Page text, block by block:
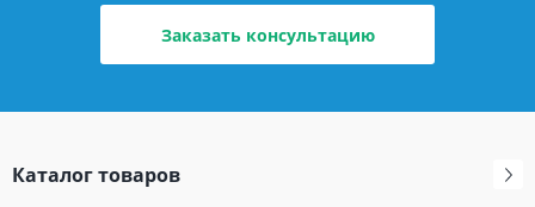
Заказать консультацию
Каталог товаров